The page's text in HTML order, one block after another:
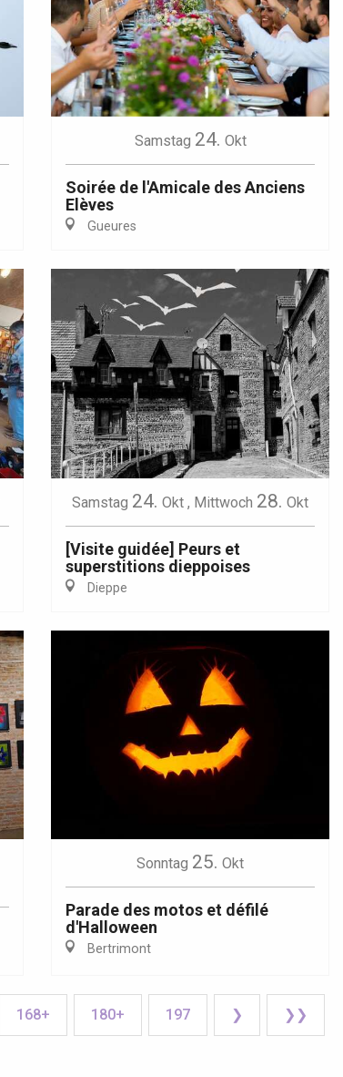
Samstag 24. Okt
Soirée de l'Amicale des Anciens
Elèves
Gueures
Samstag 24. Okt , Mittwoch 28. Okt
[Visite guidée] Peurs et
superstitions dieppoises
Dieppe
Sonntag 25. Okt
Parade des motos et défilé
d'Halloween
Bertrimont
168+ 180+ 197 ❯ ❯❯